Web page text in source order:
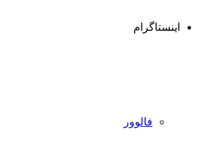
اینستاگرام
فالوور